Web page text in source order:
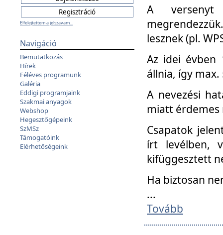
Elfelejtettem a jelszavam...
Navigáció
Bemutatkozás
Hírek
Féléves programunk
Galéria
Eddigi programjaink
Szakmai anyagok
Webshop
Hegesztőgépeink
SzMSz
Támogatóink
Elérhetőségeink
A versenyt
lesznek (pl.
Az idei évben
állnia, így
A nevezési
miatt érdemes
Csapatok
írt levélben,
kifüggesztett
Ha biztosan
...
Tovább